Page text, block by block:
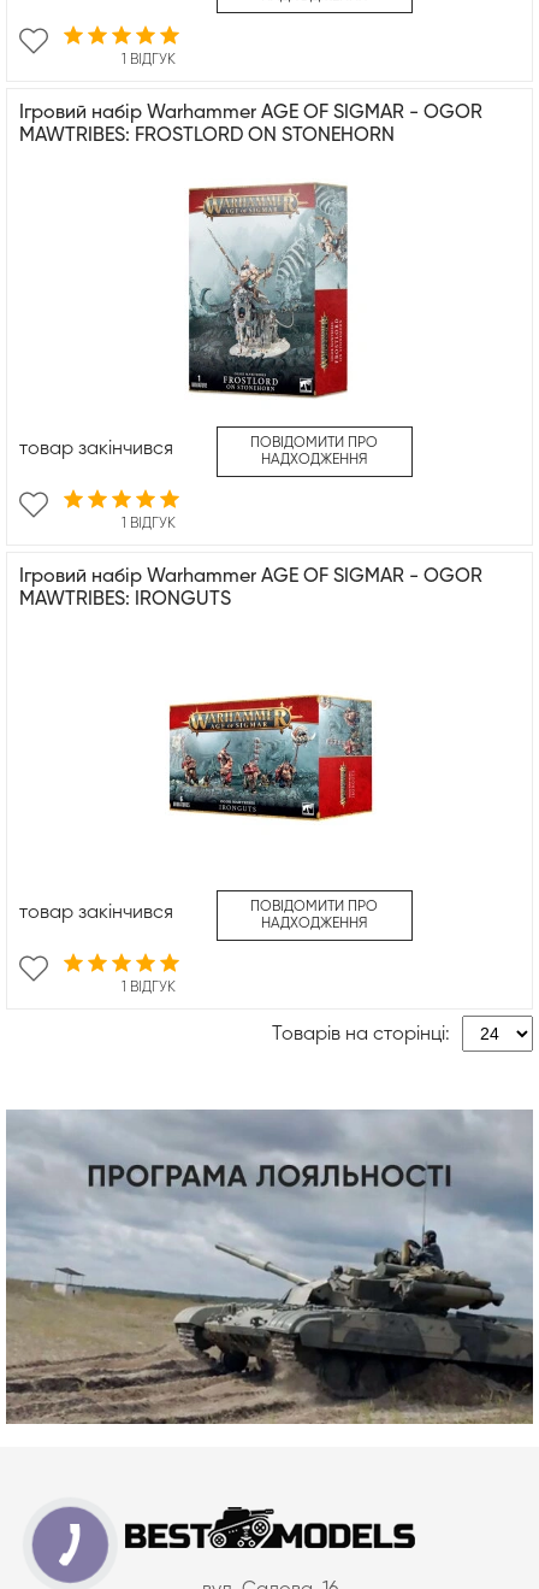
1 ВІДГУК
Ігровий набір Warhammer AGE OF SIGMAR - OGOR
MAWTRIBES: FROSTLORD ON STONEHORN
1 ВІДГУК
товар закінчився
ПОВІДОМИТИ ПРО
НАДХОДЖЕННЯ
Ігровий набір Warhammer AGE OF SIGMAR - OGOR
MAWTRIBES: IRONGUTS
1 ВІДГУК
товар закінчився
ПОВІДОМИТИ ПРО
НАДХОДЖЕННЯ
Товарів на сторінці: